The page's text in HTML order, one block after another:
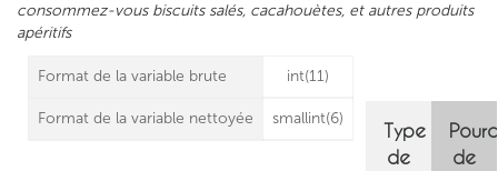
consommez-vous biscuits salés, cacahouètes, et autres produits
apéritifs
Format de la variable brute int(11)
Format de la variable nettoyée smallint(6)
Type
de
de